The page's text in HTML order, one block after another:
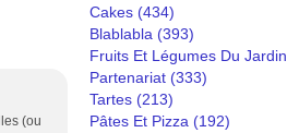
(ou
Cakes (434)
Blablabla (393)
Fruits Et Légumes Du Jardin
Partenariat (333)
Tartes (213)
Pâtes Et Pizza (192)